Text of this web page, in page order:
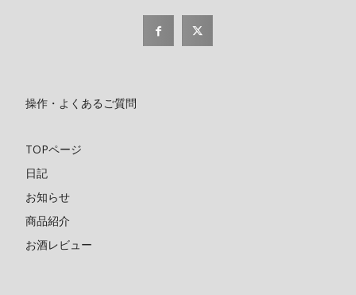
操作・よくあるご質問
TOPページ
日記
お知らせ
商品紹介
お酒レビュー